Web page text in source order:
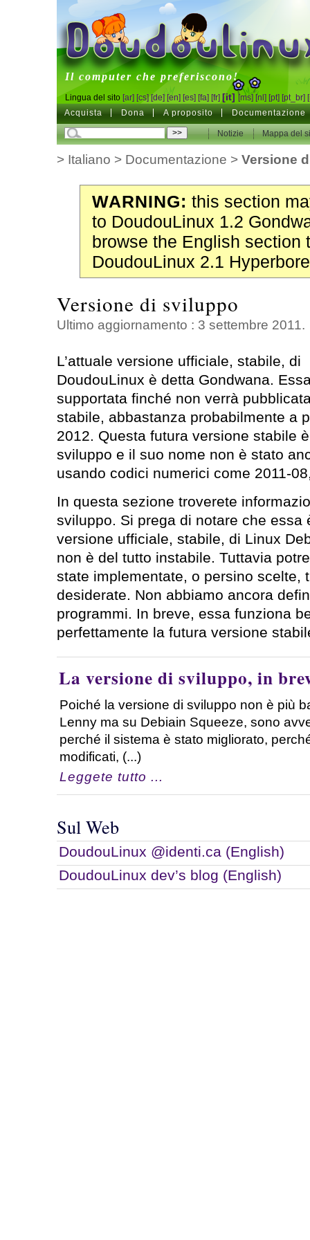
DoudouLinux
Il computer che preferiscono!
Lingua del sito [ar] [cs] [de] [en] [es] [fa] [fr] [it] [ms] [nl] [pt] [pt_br]
Acquista Dona A proposito Documentazione
Notizie Mappa del
> Italiano > Documentazione > Versione
WARNING: this section
to DoudouLinux 1.2
browse the English section
DoudouLinux 2.1
Versione di sviluppo
Ultimo aggiornamento : 3 settembre 2011.
L’attuale versione ufficiale, stabile, di
DoudouLinux è detta Gondwana.
supportata finché non verrà
stabile, abbastanza probabilmente a
2012. Questa futura versione stabile
sviluppo e il suo nome non è stato
usando codici numerici come 2011-
In questa sezione troverete
sviluppo. Si prega di notare che essa
versione ufficiale, stabile, di Linux
non è del tutto instabile. Tuttavia
state implementate, o persino scelte,
desiderate. Non abbiamo ancora
programmi. In breve, essa funziona
perfettamente la futura versione
La versione di sviluppo, in
Poiché la versione di sviluppo non è più
Lenny ma su Debiain Squeeze, sono
perché il sistema è stato migliorato,
modificati, (...)
Leggete tutto ...
Sul Web
DoudouLinux @identi.ca (English)
DoudouLinux dev’s blog (English)